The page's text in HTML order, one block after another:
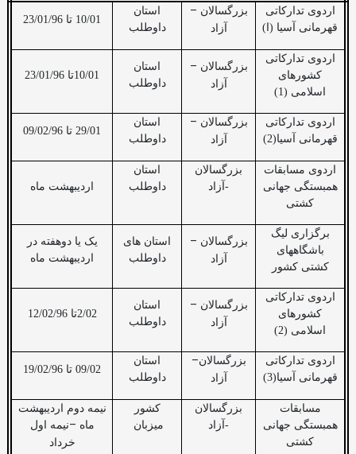
اردوی تدارکاتی
قهرمانی آسیا (ا)
بزرگسالان –
آزاد
استان
داوطلب
10/01 تا 23/01/96
اردوی تدارکاتی
کشورهای
اسلامی (1)
بزرگسالان –
آزاد
استان
داوطلب
10/01تا 23/01/96
اردوی تدارکاتی
قهرمانی آسیا(2)
بزرگسالان –
آزاد
استان
داوطلب
29/01 تا 09/02/96
اردوی مسابقات
همبستگی جهانی
کشتی
بزرگسالان
-آزاد
استان
داوطلب
اردیبهشت ماه
برگزاری لیگ
باشگاههای
کشتی کشور
بزرگسالان –
آزاد
استان های
داوطلب
یک یا دوهفته در
اردیبهشت ماه
اردوی تدارکاتی
کشورهای
اسلامی (2)
بزرگسالان –
آزاد
استان
داوطلب
2/02تا 12/02/96
اردوی تدارکاتی
قهرمانی آسیا(3)
بزرگسالان–
آزاد
استان
داوطلب
09/02 تا 19/02/96
مسابقات
همبستگی جهانی
کشتی
بزرگسالان
-آزاد
کشور
میزبان
نیمه دوم اردیبهشت
ماه –نیمه اول
خرداد